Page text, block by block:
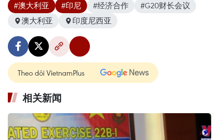
#澳大利亚 #印尼 #经济合作
#G20财长会议
澳大利亚
印度尼西亚
Theo dõi VietnamPlus
相关新闻